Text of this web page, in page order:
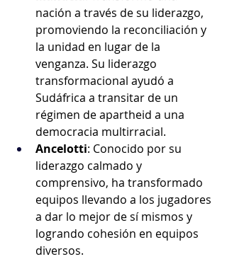
nación a través de su liderazgo,
promoviendo la reconciliación y
la unidad en lugar de la
venganza. Su liderazgo
transformacional ayudó a
Sudáfrica a transitar de un
régimen de apartheid a una
democracia multirracial.
Ancelotti: Conocido por su
liderazgo calmado y
comprensivo, ha transformado
equipos llevando a los jugadores
a dar lo mejor de sí mismos y
logrando cohesión en equipos
diversos.